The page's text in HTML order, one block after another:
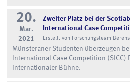
20.
Mar.
2021
Zweiter Platz bei der
International Case
Erstellt von Forschungsteam Berens
Münsteraner Studenten überzeugen
International Case Competition (SICC)
internationaler Bühne.